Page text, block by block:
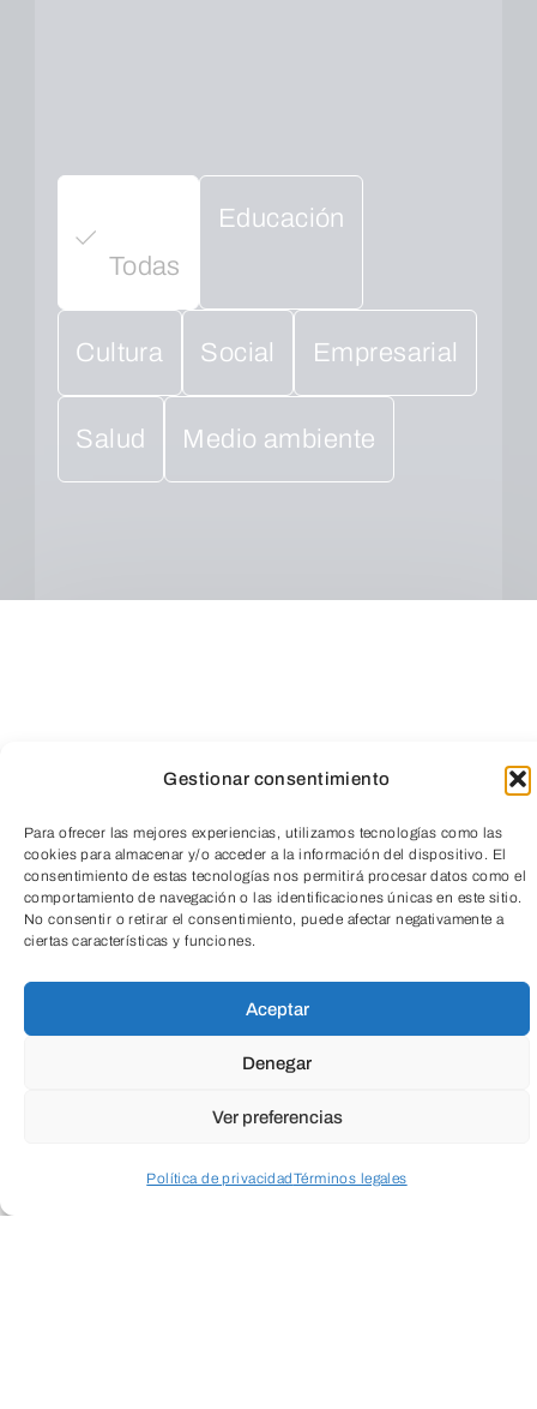
Gestionar consentimiento
Para ofrecer las mejores experiencias, utilizamos tecnologías como las
cookies para almacenar y/o acceder a la información del dispositivo. El
consentimiento de estas tecnologías nos permitirá procesar datos como el
comportamiento de navegación o las identificaciones únicas en este sitio.
No consentir o retirar el consentimiento, puede afectar negativamente a
ciertas características y funciones.
Aceptar
Denegar
Ver preferencias
Política de privacidadTérminos legales
TeleEntradas
Todas
Educación
Cultura Social Empresarial
Salud Medio ambiente
Cuando envíes estarás aceptando los